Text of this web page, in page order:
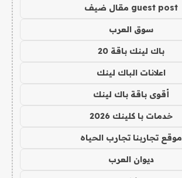
guest post مقال ضيف
سوق العرب
باك لينك باقة 20
اعلانات الباك لينك
أقوى باقة باك لينك
خدمات با كلينك 2026
موقع تجاربنا تجارب الحياه
ديوان العرب